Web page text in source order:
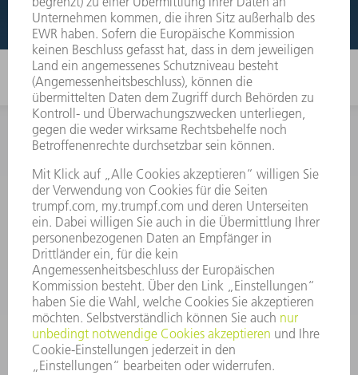
INFORMATION
Häufig gestellte Fragen
Allgemeine Geschäftsbedingungen
KONTAKT
After Sales
+43722160396550
Mo - Do: 08:00 -17:30 Uhr
Fr: 08:00 -16:30 Uhr
ersatzteile@at.trumpf.com